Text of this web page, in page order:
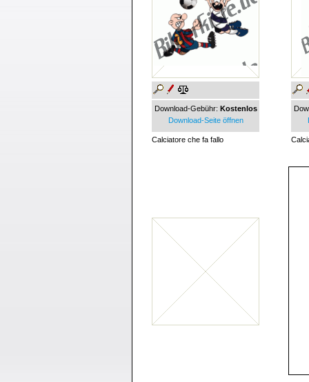
Download-Gebühr: Kostenlos
Download-Seite öffnen
Calciatore che fa fallo